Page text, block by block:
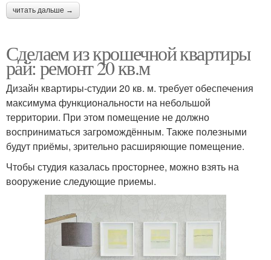
читать дальше →
Сделаем из крошечной квартиры
рай: ремонт 20 кв.м
Дизайн квартиры-студии 20 кв. м. требует обеспечения
максимума функциональности на небольшой
территории. При этом помещение не должно
восприниматься загромождённым. Также полезными
будут приёмы, зрительно расширяющие помещение.
Чтобы студия казалась просторнее, можно взять на
вооружение следующие приемы.